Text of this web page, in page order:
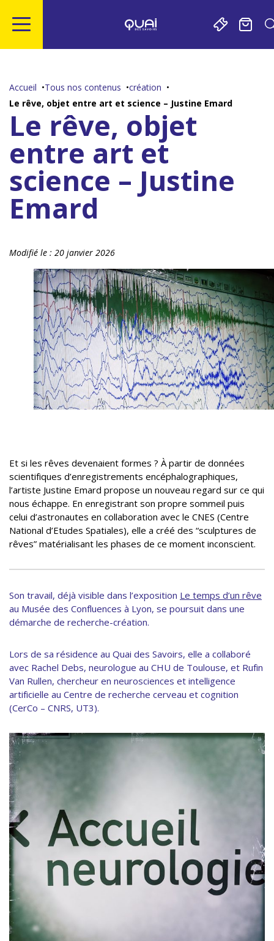
contenu
Accueil Tous nos contenus
création
Le rêve, objet entre art et science – Justine Emard
Le rêve, objet
entre art et
science – Justine
Emard
Modifié le : 20 janvier 2026
Et si les rêves devenaient formes ? À partir de données
scientifiques d’enregistrements encéphalographiques,
l’artiste Justine Emard propose un nouveau regard sur ce qui
nous échappe. En enregistrant son propre sommeil puis
celui d’astronautes en collaboration avec le CNES (Centre
National d’Etudes Spatiales), elle a créé des “sculptures de
rêves” matérialisant les phases de ce moment inconscient.
Son travail, déjà visible dans l’exposition Le temps d’un rêve
au Musée des Confluences à Lyon, se poursuit dans une
démarche de recherche-création.
Lors de sa résidence au Quai des Savoirs, elle a collaboré
avec Rachel Debs, neurologue au CHU de Toulouse, et Rufin
Van Rullen, chercheur en neurosciences et intelligence
artificielle au Centre de recherche cerveau et cognition
(CerCo – CNRS, UT3).